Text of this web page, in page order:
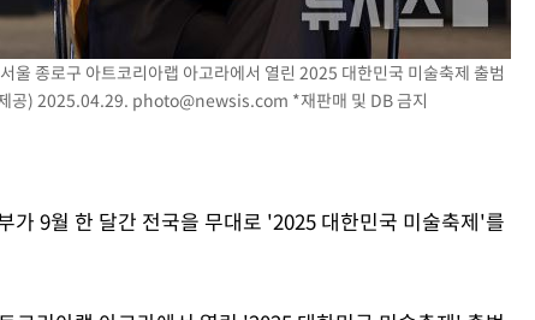
위 등 9곳
울 종로구 아트코리아랩 아고라에서 열린 2025 대한민국 미술축제 출범
공) 2025.04.29. photo@newsis.com *재판매 및 DB 금지
가 9월 한 달간 전국을 무대로 '2025 대한민국 미술축제'를